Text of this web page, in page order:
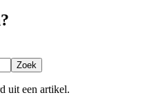
Zoek
uit een artikel.